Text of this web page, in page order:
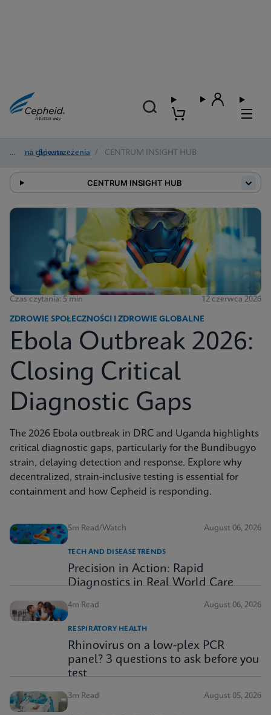
Strona główna
/ Spostrzeżenia / CENTRUM INSIGHT HUB
CENTRUM INSIGHT HUB
Czas czytania: 5 min 12 czerwca 2026
ZDROWIE SPOŁECZNOŚCI I ZDROWIE GLOBALNE
Ebola Outbreak 2026:
Closing Critical
Diagnostic Gaps
The 2026 Ebola outbreak in DRC and Uganda highlights
critical diagnostic gaps, particularly for the Bundibugyo
strain, delaying detection and response. Explore why
decentralized, strain-inclusive testing is essential for
containment and how Cepheid is responding.
5m Read/Watch August 06, 2026
TECH AND DISEASE TRENDS
Precision in Action: Rapid
Diagnostics in Real World Care
4m Read August 06, 2026
RESPIRATORY HEALTH
Rhinovirus on a low-plex PCR
panel? 3 questions to ask before you
test
3m Read August 05, 2026